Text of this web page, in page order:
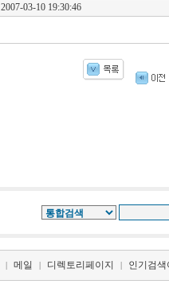
2007-03-10 19:30:46
| 메일 | 디렉토리페이지 | 인기검색